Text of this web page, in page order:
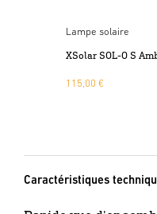
Lampe solaire
XSolar SOL-O S
115,00 €
Caractéristiques